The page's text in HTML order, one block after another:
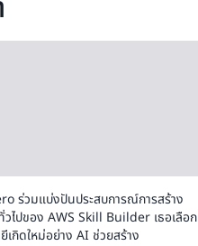
ร่วมแบ่งปันประสบการณ์การสร้าง
ไปของ AWS Skill Builder เธอเลือก
เกิดใหม่อย่าง AI ช่วยสร้าง